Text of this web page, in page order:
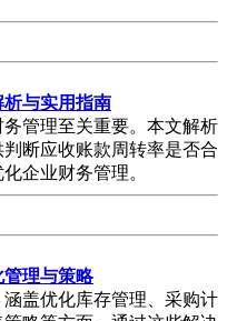
与实用指南
管理至关重要。本文解析
断应收账款周转率是否合
企业财务管理。
理与策略
盖优化库存管理、采购计